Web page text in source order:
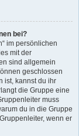
bei?
im persönlichen
mit der
sind allgemein
geschlossen
ist, kannst du ihr
die Gruppe eine
muss
du in die Gruppe
wenn er